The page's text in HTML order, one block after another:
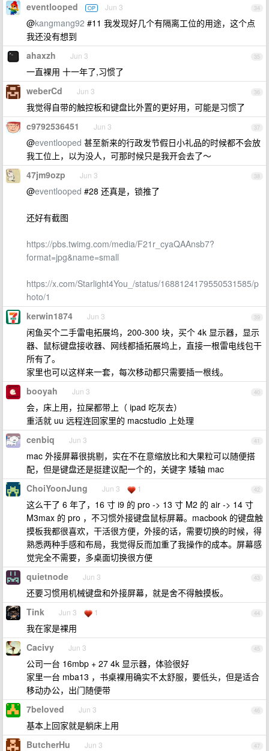
34
eventlooped OP Jun 3
@kangmang92 #11 我发现好几个有隔离工位的用途，这个点
我还没有想到
35
ahaxzh Jun 3
一直裸用 十一年了,习惯了
36
weberCd Jun 3
我觉得自带的触控板和键盘比外置的更好用，可能是习惯了
37
c9792536451 Jun 3
@eventlooped 甚至新来的行政发节假日小礼品的时候都不会放
我工位上，以为没人，可那时候只是我开会去了～
38
47jm9ozp Jun 3
@eventlooped #28 还真是，锁推了
还好有截图
https://pbs.twimg.com/media/F21r_cyaQAAnsb7?
format=jpg&name=small
https://x.com/Starlight4You_/status/1688124179550531585/p
hoto/1
39
kerwin1874 Jun 3
闲鱼买个二手雷电拓展坞，200-300 块，买个 4k 显示器，显示
器、鼠标键盘接收器、网线都插拓展坞上，直接一根雷电线包干
所有了。
家里也可以这样来一套，每次移动都只需要插一根线。
40
booyah Jun 3
会，床上用，拉屎都带上（ ipad 吃灰去）
重活就 uu 远程连回家里的 macstudio 上处理
41
cenbiq Jun 3
mac 外接屏幕很挑剔，实在不在意缩放比和大果粒可以随便搭
配，但是键盘还是挺建议配一个的，关键字 矮轴 mac
42
ChoiYoonJung Jun 3 1
这么干了 6 年了，16 寸 i9 的 pro -> 13 寸 M2 的 air -> 14 寸
M3max 的 pro ，不习惯外接键盘鼠标屏幕。macbook 的键盘触
摸板我都很喜欢，干活很方便，外接的话，需要切换的时候，得
熟悉两种手感和布局，我觉得反而加重了我操作的成本。屏幕感
觉完全不需要，多桌面切换很方便
43
quietnode Jun 3
还要习惯用机械键盘和外接屏幕，就是舍不得触摸板。
44
Tink Jun 3 1
我在家是裸用
45
Cacivy Jun 3
公司一台 16mbp + 27 4k 显示器，体验很好
家里一台 mba13 ，书桌裸用确实不太舒服，要低头，但是适合
移动办公，出门随便带
46
7beloved Jun 3
基本上回家就是躺床上用
47
ButcherHu Jun 3